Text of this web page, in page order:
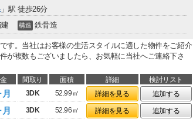
」駅 徒歩26分
構造 鉄骨造
す。当社はお客様の生活スタイルに適した物件をご紹介
が複数もございましたら、お気軽に当社へご連絡下さ
間取り 面積 詳細
検討リスト
3DK 52.99㎡ 詳細を見る
追加する
3DK 52.96㎡ 詳細を見る 追加する